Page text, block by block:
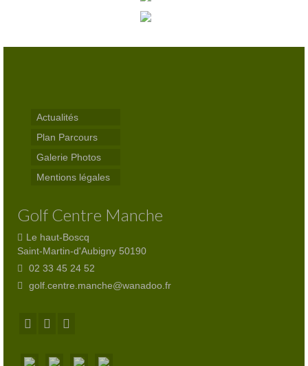
Actualités
Tarifs
Journée
Enseignement
Compétitions
Inscriptions
Départs
Actualités
Plan Parcours
Galerie Photos
Mentions légales
Golf Centre Manche
Le haut-Boscq
Saint-Martin-d'Aubigny 50190
02 33 45 24 52
golf.centre.manche@wanadoo.fr